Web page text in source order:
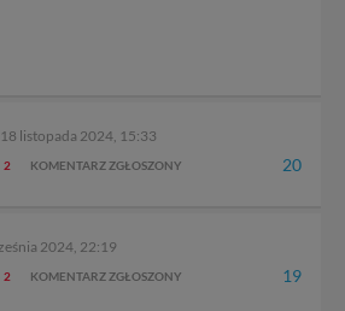
18 listopada 2024, 15:33
2 KOMENTARZ ZGŁOSZONY 20
2024, 22:19
2 KOMENTARZ ZGŁOSZONY 19